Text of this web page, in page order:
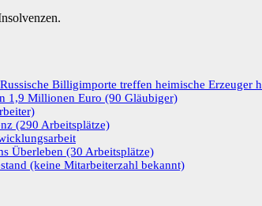
Billigimporte treffen heimische Erzeuger
1,9 Millionen Euro (90 Gläubiger)
(290 Arbeitsplätze)
Überleben (30 Arbeitsplätze)
(keine Mitarbeiterzahl bekannt)